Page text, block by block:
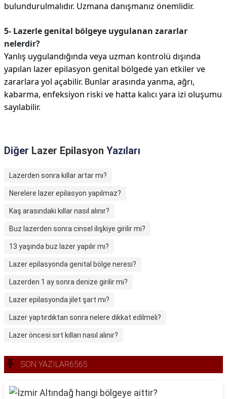
bulundurulmalıdır. Uzmana danışmanız önemlidir.
5- Lazerle genital bölgeye uygulanan zararlar
nelerdir?
Yanlış uygulandığında veya uzman kontrolü dışında
yapılan lazer epilasyon genital bölgede yan etkiler ve
zararlara yol açabilir. Bunlar arasında yanma, ağrı,
kabarma, enfeksiyon riski ve hatta kalıcı yara izi oluşumu
sayılabilir.
Diğer Lazer Epilasyon Yazıları
Lazerden sonra kıllar artar mı?
Nerelere lazer epilasyon yapılmaz?
Kaş arasındaki kıllar nasıl alınır?
Buz lazerden sonra cinsel ilişkiye girilir mi?
13 yaşında buz lazer yapılır mı?
Lazer epilasyonda genital bölge neresi?
Lazerden 1 ay sonra denize girilir mi?
Lazer epilasyonda jilet şart mı?
Lazer yaptırdıktan sonra nelere dikkat edilmeli?
Lazer öncesi sırt kılları nasıl alınır?
SON YAZILAR6565